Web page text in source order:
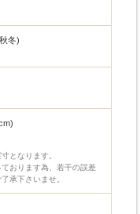
冬)
となります。
おります為、若干の誤差
承下さいませ。